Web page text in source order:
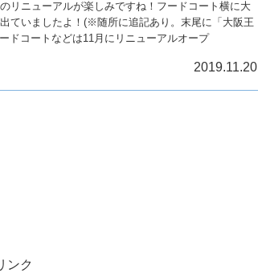
リニューアルが楽しみですね！フードコート横に大
ていましたよ！(※随所に追記あり。末尾に「大阪王
ドコートなどは11月にリニューアルオープ
2019.11.20
ンク